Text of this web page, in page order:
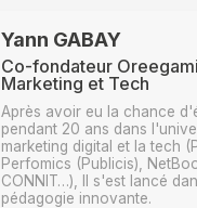
Yann GABAY
Co-fondateur
Marketing et Tech
Après avoir eu la chance
pendant 20 ans dans
marketing digital et la tech
Perfomics (Publicis),
CONNIT…), Il s'est lancé
pédagogie innovante.